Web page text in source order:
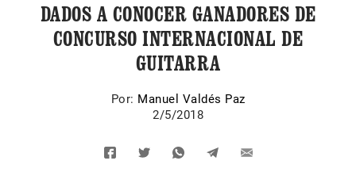
DADOS A CONOCER GANADORES DE
CONCURSO INTERNACIONAL DE
GUITARRA
Por: Manuel Valdés Paz
2/5/2018